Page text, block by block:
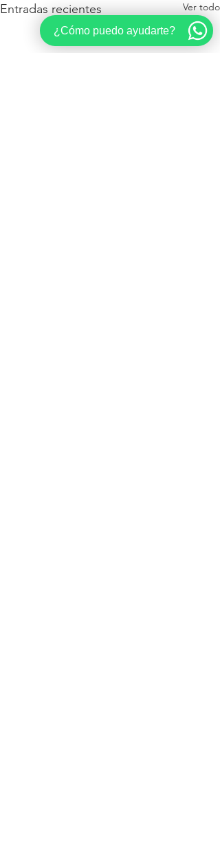
Entradas recientes Ver todo
¿Cómo puedo ayudarte?